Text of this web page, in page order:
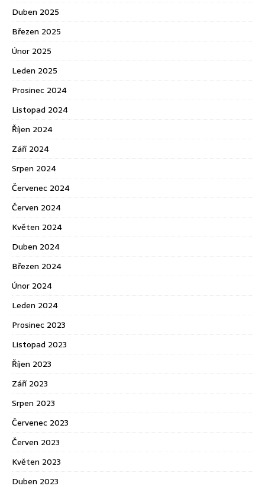
Duben 2025
Březen 2025
Únor 2025
Leden 2025
Prosinec 2024
Listopad 2024
Říjen 2024
Září 2024
Srpen 2024
Červenec 2024
Červen 2024
Květen 2024
Duben 2024
Březen 2024
Únor 2024
Leden 2024
Prosinec 2023
Listopad 2023
Říjen 2023
Září 2023
Srpen 2023
Červenec 2023
Červen 2023
Květen 2023
Duben 2023